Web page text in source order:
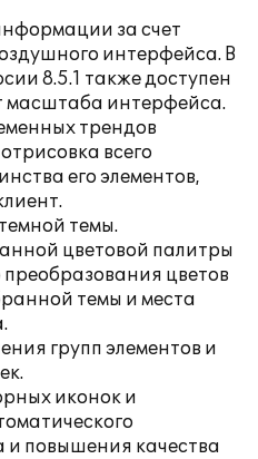
за счет
интерфейса. В
8.5.1 также доступен
масштаба интерфейса.
трендов
всего
его элементов,
темы.
цветовой палитры
цветов
темы и места
групп элементов и
иконок и
повышения качества